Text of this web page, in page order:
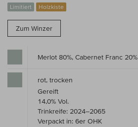
Limitiert Holzkiste
Zum Winzer
Merlot 80%, Cabernet Franc 20%
rot, trocken
Gereift
14,0% Vol.
Trinkreife: 2024–2065
Verpackt in: 6er OHK